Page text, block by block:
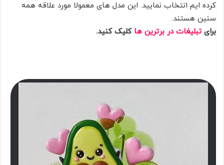
کرده ایم انتخاب نمایید. این مدل های معمولا مورد علاقه همه
سنین هستند.
برای تبلیغات در برترین ها کلیک کنید.